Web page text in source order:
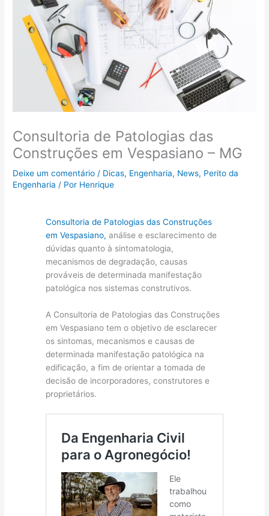
Consultoria de Patologias das
Construções em Vespasiano – MG
Deixe um comentário / Dicas, Engenharia, News, Perito da
Engenharia / Por Henrique
Consultoria de Patologias das Construções
em Vespasiano, análise e esclarecimento de
dúvidas quanto à sintomatologia,
mecanismos de degradação, causas
prováveis de determinada manifestação
patológica nos sistemas construtivos.
A Consultoria de Patologias das Construções
em Vespasiano tem o objetivo de esclarecer
os sintomas, mecanismos e causas de
determinada manifestação patológica na
edificação, a fim de orientar a tomada de
decisão de incorporadores, construtores e
proprietários.